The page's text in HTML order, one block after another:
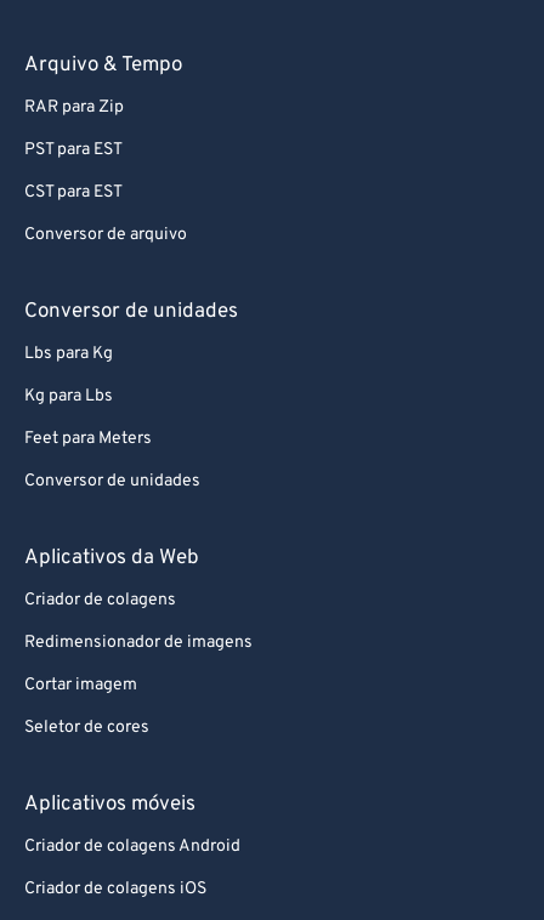
Arquivo & Tempo
RAR para Zip
PST para EST
CST para EST
Conversor de arquivo
Conversor de unidades
Lbs para Kg
Kg para Lbs
Feet para Meters
Conversor de unidades
Aplicativos da Web
Criador de colagens
Redimensionador de imagens
Cortar imagem
Seletor de cores
Aplicativos móveis
Criador de colagens Android
Criador de colagens iOS